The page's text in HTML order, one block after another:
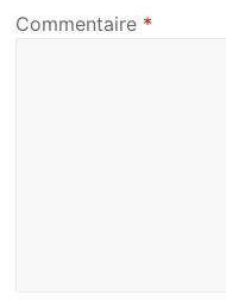
Commentaire *